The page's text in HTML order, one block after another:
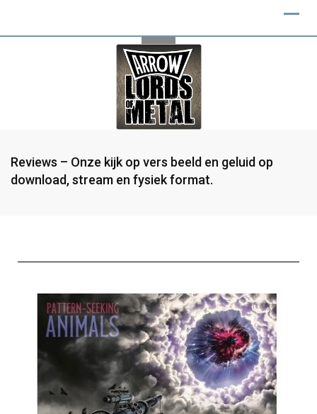
Reviews – Onze kijk op vers beeld en geluid op
download, stream en fysiek format.